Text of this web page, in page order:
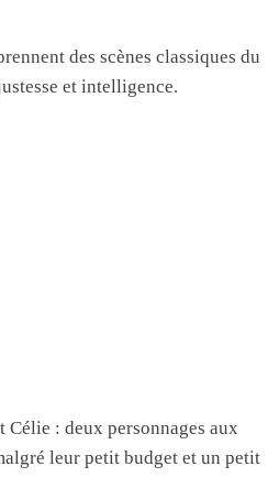
des scènes classiques du
et intelligence.
Célie : deux personnages aux
leur petit budget et un petit